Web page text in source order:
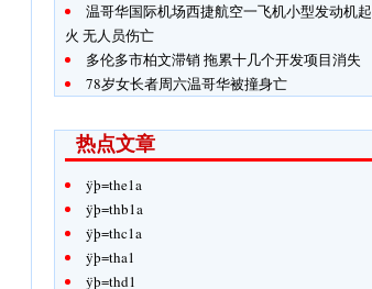
温哥华国际机场西捷航空一飞机小型发动机起
火 无人员伤亡
多伦多市柏文滞销 拖累十几个开发项目消失
78岁女长者周六温哥华被撞身亡
热点文章
ÿþ=the1a
ÿþ=thb1a
ÿþ=thc1a
ÿþ=tha1
ÿþ=thd1